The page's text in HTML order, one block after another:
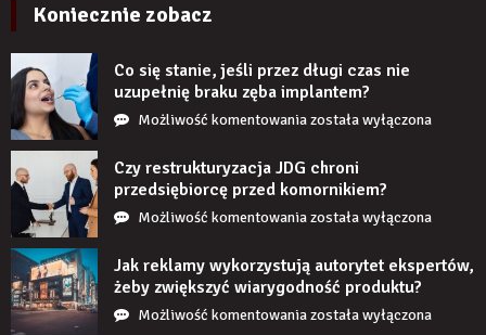
zamontowaniu?
Koniecznie zobacz
Co się stanie, jeśli przez długi czas nie
uzupełnię braku zęba implantem?
Możliwość komentowaniaCo
stanie,
jeśli
przez
czas
nie
uzupełnię
braku
została wyłączona
Czy restrukturyzacja JDG chroni
przedsiębiorcę przed komornikiem?
Możliwość komentowaniaCzy
JDG
chroni
przedsiębiorcę
została wyłączona
Jak reklamy wykorzystują autorytet ekspertów,
żeby zwiększyć wiarygodność produktu?
Możliwość komentowaniaJak
została wyłączona